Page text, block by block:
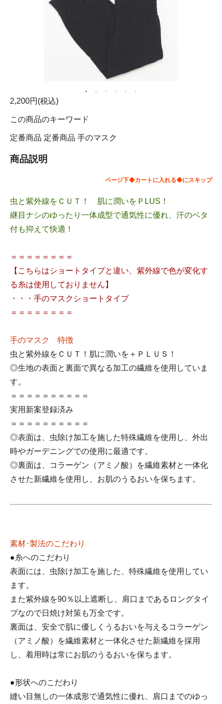
2,200円(税込)
この商品のキーワード
定番商品 定番商品 手のマスク
商品説明
ページ下◆カートに入れる◆にスキップ
虫と紫外線をＣＵＴ！ 肌に潤いをＰLUS！
継目ナシのゆったり一体成型で通気性に優れ、汗のベタ
付も抑えて快適！
＝＝＝＝＝＝＝＝
【こちらはショートタイプと違い、紫外線で色が変化す
る糸は使用しておりません】
・・・ 手のマスクショートタイプ
＝＝＝＝＝＝＝＝
手のマスク 特徴
虫と紫外線をＣＵＴ！肌に潤いを＋ＰＬＵＳ！
◎生地の表面と裏面で異なる加工の繊維を使用していま
す。
＝＝＝＝＝＝＝＝＝＝
実用新案登録済み
＝＝＝＝＝＝＝＝＝＝
◎表面は、虫除け加工を施した特殊繊維を使用し、外出
時やガーデニングでの使用に最適です。
◎裏面は、コラーゲン（アミノ酸）を繊維素材と一体化
させた新繊維を使用し、お肌のうるおいを保ちます。
素材･製法のこだわり
●糸へのこだわり
表面には、虫除け加工を施した、特殊繊維を使用してい
ます。
また紫外線を90％以上遮断し、肩口まであるロングタイ
プなので日焼け対策も万全です。
裏面は、安全で肌に優しくうるおいを与えるコラーゲン
（アミノ酸）を繊維素材と一体化させた新繊維を採用
し、着用時は常にお肌のうるおいを保ちます。
●形状へのこだわり
縫い目無しの一体成形で通気性に優れ、肩口までのゆっ